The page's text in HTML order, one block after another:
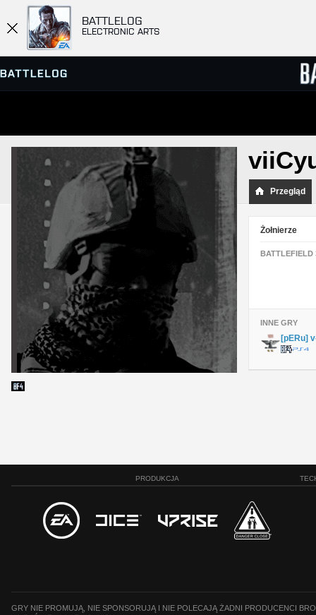
BATTLELOG
ELECTRONIC ARTS
PRZEGLĄDARKA SERWERÓW
Przegląd
Żołnierze
BATTLEFIELD
INNE GRY
[pERu]
PRODUKCJA
GRY NIE PROMUJĄ, NIE SPONSORUJĄ I NIE POLECAJĄ ŻADNI PRODUCENCI